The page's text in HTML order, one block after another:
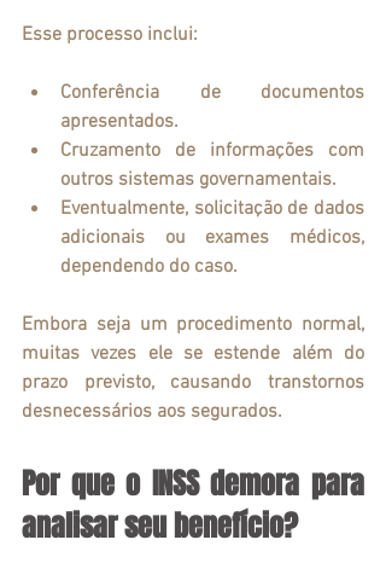
Esse processo inclui:
Conferência de documentos
apresentados.
Cruzamento de informações com
outros sistemas governamentais.
Eventualmente, solicitação de dados
adicionais ou exames médicos,
dependendo do caso.
Embora seja um procedimento normal,
muitas vezes ele se estende além do
prazo previsto, causando transtornos
desnecessários aos segurados.
Por que o INSS demora para
analisar seu benefício?